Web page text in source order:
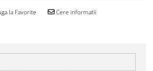
la Favorite Cere informatii